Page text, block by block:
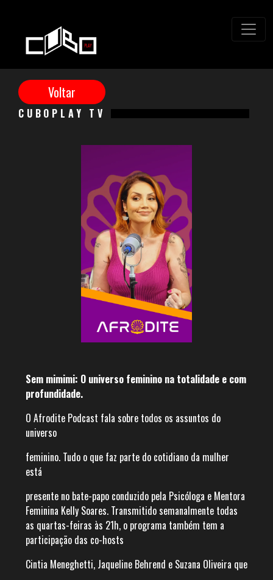
CUBOPLAY TV
Sem mimimi: O universo feminino na totalidade e com
profundidade.
O Afrodite Podcast fala sobre todos os assuntos do
universo
feminino. Tudo o que faz parte do cotidiano da mulher
está
presente no bate-papo conduzido pela Psicóloga e Mentora
Feminina Kelly Soares. Transmitido semanalmente todas
as quartas-feiras às 21h, o programa também tem a
participação das co-hosts
Cintia Meneghetti, Jaqueline Behrend e Suzana Oliveira que